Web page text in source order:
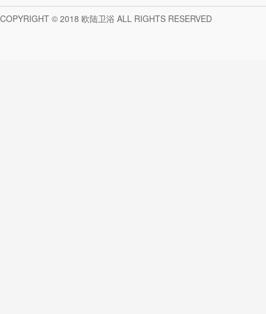
COPYRIGHT © 2018 欧陆卫浴 ALL RIGHTS RESERVED